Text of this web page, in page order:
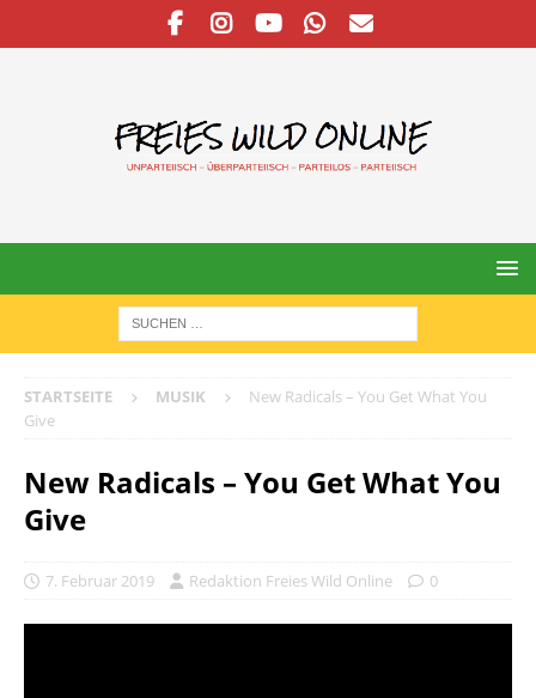
STARTSEITE MUSIK
New Radicals – You Get What You
Give
New Radicals – You Get What You
Give
7. Februar 2019 Redaktion Freies Wild Online 0